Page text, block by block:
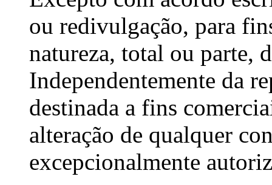
ou redivulgação, para
natureza, total ou parte,
Independentemente da
destinada a fins
alteração de qualquer
excepcionalmente